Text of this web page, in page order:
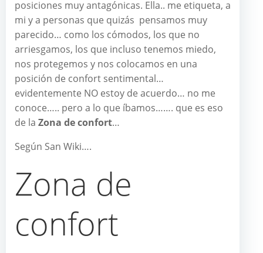
posiciones muy antagónicas. Ella.. me etiqueta, a
mi y a personas que quizás pensamos muy
parecido… como los cómodos, los que no
arriesgamos, los que incluso tenemos miedo,
nos protegemos y nos colocamos en una
posición de confort sentimental…
evidentemente NO estoy de acuerdo… no me
conoce….. pero a lo que íbamos……. que es eso
de la Zona de confort…
Según San Wiki….
Zona de
confort